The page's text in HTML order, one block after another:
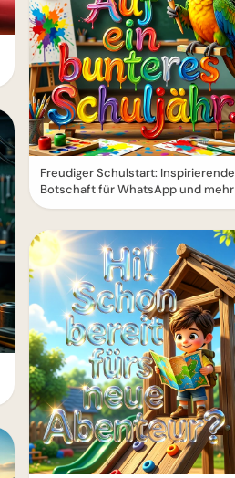
Freudiger Schulstart: Inspirierende
Botschaft für WhatsApp und mehr